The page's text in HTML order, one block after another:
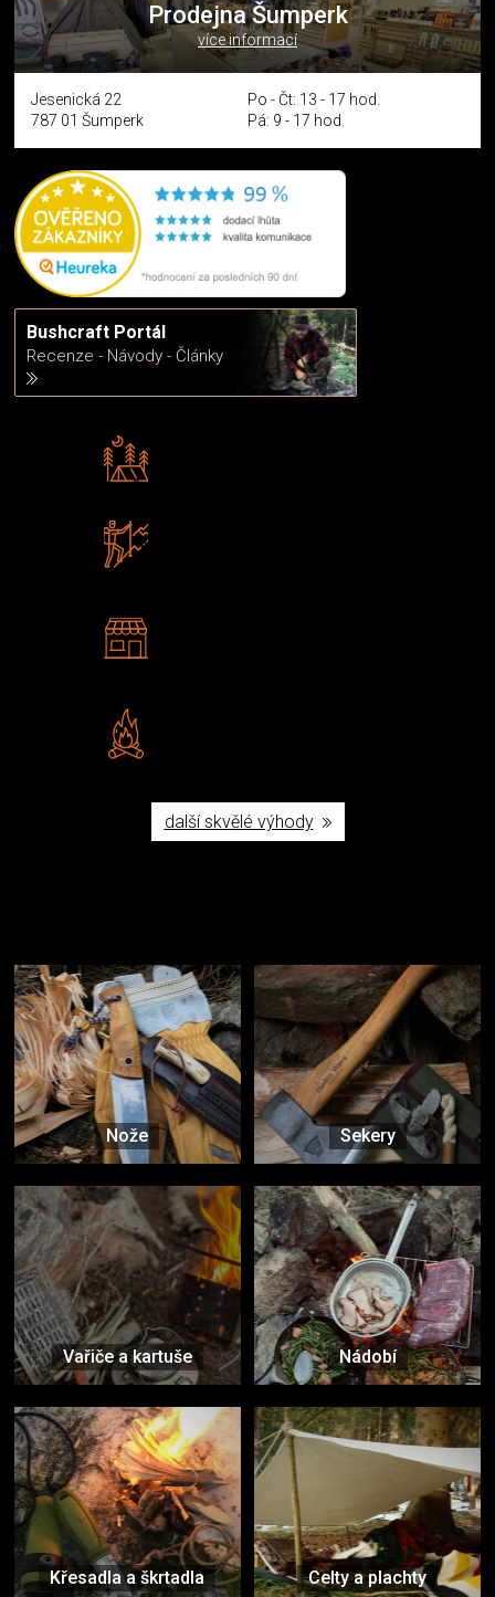
Prodejna Šumperk
více informací
Jesenická 22
787 01 Šumperk
Po - Čt: 13 - 17 hod.
Pá: 9 - 17 hod.
Bushcraft Portál
Recenze - Návody - Články
další skvělé výhody
Nože Sekery
Vařiče a kartuše Nádobí
Křesadla a škrtadla Celty a plachty